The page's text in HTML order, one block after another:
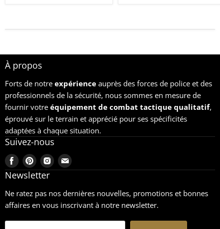
À propos
Forts de notre expérience auprès des forces de police et des
professionnels de la sécurité, nous sommes en mesure de
fournir votre équipement de combat tactique qualitatif,
éprouvé sur le terrain et apprécié pour ses spécificités
adaptées à chaque situation.
Suivez-nous
Trouvez-
nous
Facebook
Trouvez-
nous
Pinterest
Trouvez-
nous
Trouvez-
nous
Newsletter
Ne ratez pas nos dernières nouvelles, promotions et bonnes
affaires en vous inscrivant à notre newsletter.